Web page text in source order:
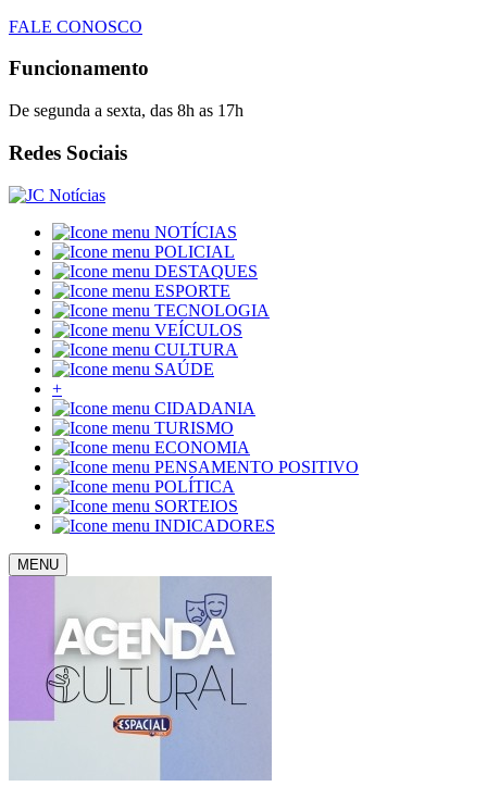
FALE CONOSCO
Funcionamento
De segunda a sexta, das 8h as 17h
Redes Sociais
NOTÍCIAS
POLICIAL
DESTAQUES
ESPORTE
TECNOLOGIA
VEÍCULOS
CULTURA
SAÚDE
+
CIDADANIA
TURISMO
ECONOMIA
PENSAMENTO POSITIVO
POLÍTICA
SORTEIOS
INDICADORES
MENU